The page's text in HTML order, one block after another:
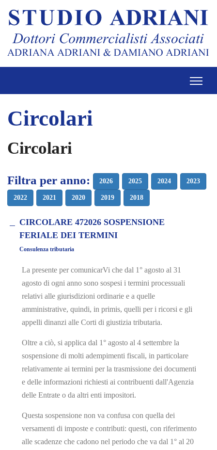
Circolari
Circolari
Filtra per anno: 2026 2025 2024 2023
2022 2021 2020 2019 2018
CIRCOLARE 472026 SOSPENSIONE
FERIALE DEI TERMINI
Consulenza tributaria
La presente per comunicarVi che dal 1° agosto al 31
agosto di ogni anno sono sospesi i termini processuali
relativi alle giurisdizioni ordinarie e a quelle
amministrative, quindi, in primis, quelli per i ricorsi e gli
appelli dinanzi alle Corti di giustizia tributaria.
Oltre a ciò, si applica dal 1° agosto al 4 settembre la
sospensione di molti adempimenti fiscali, in particolare
relativamente ai termini per la trasmissione dei documenti
e delle informazioni richiesti ai contribuenti dall'Agenzia
delle Entrate o da altri enti impositori.
Questa sospensione non va confusa con quella dei
versamenti di imposte e contributi: questi, con riferimento
alle scadenze che cadono nel periodo che va dal 1° al 20